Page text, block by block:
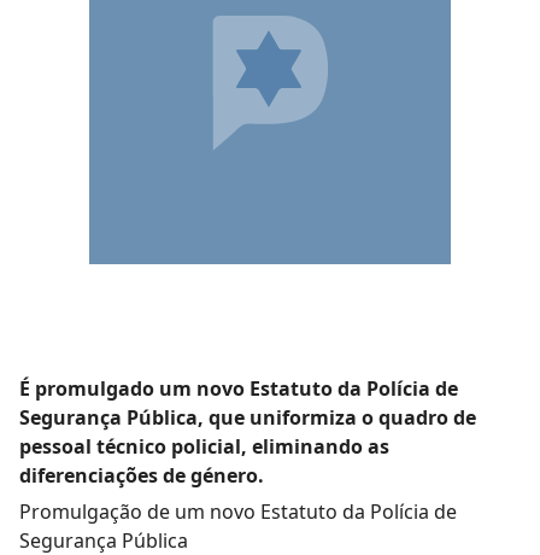
É promulgado um novo Estatuto da Polícia de
Segurança Pública, que uniformiza o quadro de
pessoal técnico policial, eliminando as
diferenciações de género.
Promulgação de um novo Estatuto da Polícia de
Segurança Pública